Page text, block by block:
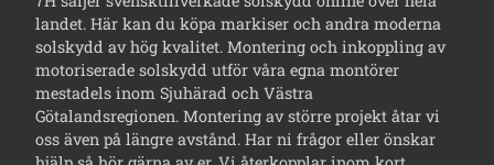
landet. Här kan du köpa markiser och andra moderna
solskydd av hög kvalitet. Montering och inkoppling av
motoriserade solskydd utför våra egna montörer
mestadels inom Sjuhärad och Västra
Götalandsregionen. Montering av större projekt åtar vi
oss även på längre avstånd. Har ni frågor eller önskar